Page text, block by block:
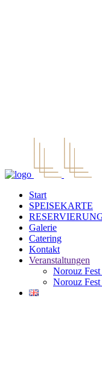
Start
SPEISEKARTE
Galerie
Catering
Kontakt
Veranstaltungen
Norouz
Norouz Fest